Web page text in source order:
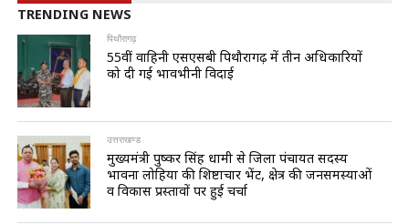
TRENDING NEWS
पिथौरागढ़
55वीं वाहिनी एसएसबी पिथौरागढ़ में तीन अधिकारियों
को दी गई भावभीनी विदाई
उत्तराखण्ड
मुख्यमंत्री पुष्कर सिंह धामी से जिला पंचायत सदस्य
भावना लोहिया की शिष्टाचार भेंट, क्षेत्र की जनसमस्याओं
व विकास प्रस्तावों पर हुई चर्चा